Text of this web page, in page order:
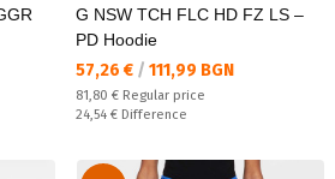
G NSW TCH FLC HD FZ LS –
PD Hoodie
Текуща цена:
57,26 € / 111,99 BGN
Regular price:
81,80 € Regular price
Спестявате:
24,54 € Difference